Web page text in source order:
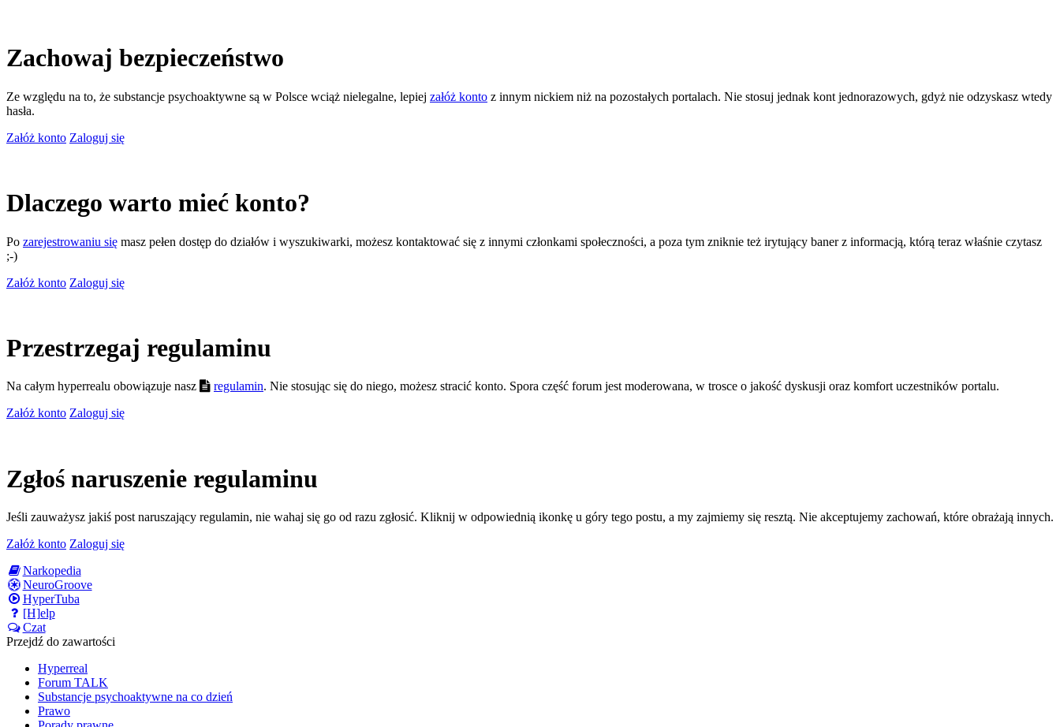
Zachowaj bezpieczeństwo
Ze względu na to, że substancje psychoaktywne są w Polsce wciąż nielegalne, lepiej załóż konto z innym nickiem niż na pozostałych portalach. Nie stosuj jednak kont jednorazowych, gdyż nie odzyskasz wtedy
hasła.
Załóż konto Zaloguj się
Dlaczego warto mieć konto?
Po zarejestrowaniu się masz pełen dostęp do działów i wyszukiwarki, możesz kontaktować się z innymi członkami społeczności, a poza tym zniknie też irytujący baner z informacją, którą teraz właśnie czytasz
;-)
Załóż konto Zaloguj się
Przestrzegaj regulaminu
Na całym hyperrealu obowiązuje nasz regulamin. Nie stosując się do niego, możesz stracić konto. Spora część forum jest moderowana, w trosce o jakość dyskusji oraz komfort uczestników portalu.
Załóż konto Zaloguj się
Zgłoś naruszenie regulaminu
Jeśli zauważysz jakiś post naruszający regulamin, nie wahaj się go od razu zgłosić. Kliknij w odpowiednią ikonkę u góry tego postu, a my zajmiemy się resztą. Nie akceptujemy zachowań, które obrażają innych.
Załóż konto Zaloguj się
Narkopedia
NeuroGroove
HyperTuba
[H]elp
Czat
Przejdź do zawartości
Hyperreal
Forum TALK
Substancje psychoaktywne na co dzień
Prawo